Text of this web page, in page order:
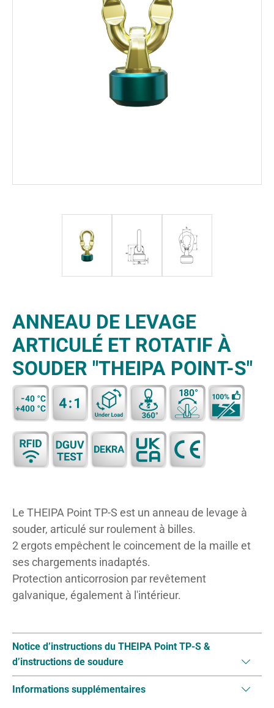
ANNEAU DE LEVAGE
ARTICULÉ ET ROTATIF À
SOUDER "THEIPA POINT-S"
Le THEIPA Point TP-S est un anneau de levage à
souder, articulé sur roulement à billes.
2 ergots empêchent le coincement de la maille et
ses chargements inadaptés.
Protection anticorrosion par revêtement
galvanique, également à l'intérieur.
Notice d’instructions du THEIPA Point TP-S &
d’instructions de soudure
Informations supplémentaires